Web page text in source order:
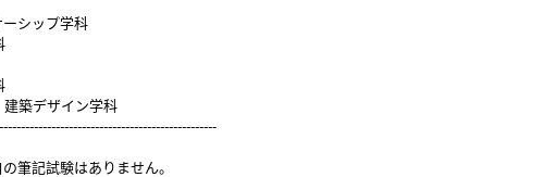
ーシップ学科
建築デザイン学科
筆記試験はありません。